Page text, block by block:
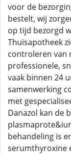
voor de
bestelt, wij
op tijd bezorgd
Thuisapotheek
controleren van
professionele,
vaak binnen 24
samenwerking
met
Danazol kan de
behandeling is
serumthyroxine